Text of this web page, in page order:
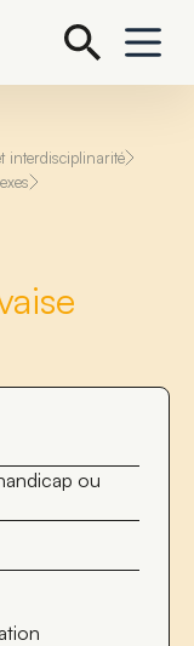
interdisciplinarité
ou